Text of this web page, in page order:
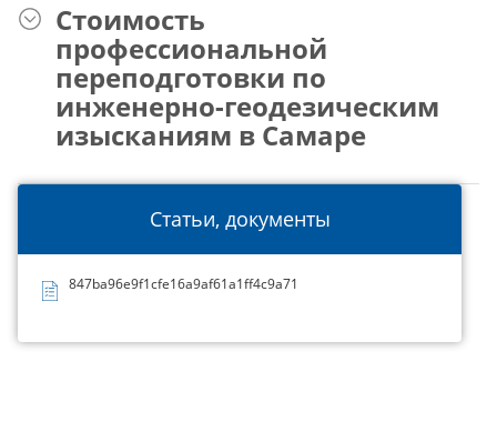
Статьи, документы
847ba96e9f1cfe16a9af61a1ff4c9a71
Стоимость
профессиональной
переподготовки по
инженерно-геодезическим
изысканиям в Самаре